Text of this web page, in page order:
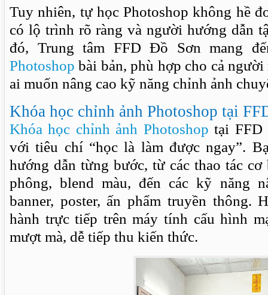
Tuy nhiên, tự học Photoshop không hề
có lộ trình rõ ràng và người hướng dẫn
đó, Trung tâm FFD Đồ Sơn mang
Photoshop bài bản, phù hợp cho cả
ai muốn nâng cao kỹ năng chỉnh ảnh
Khóa học chỉnh ảnh Photoshop tại
Khóa học chỉnh ảnh Photoshop tại FFD
với tiêu chí “học là làm được ngay”.
hướng dẫn từng bước, từ các thao tác cơ
phông, blend màu, đến các kỹ năng
banner, poster, ấn phẩm truyền thông.
hành trực tiếp trên máy tính cấu hình
mượt mà, dễ tiếp thu kiến thức.